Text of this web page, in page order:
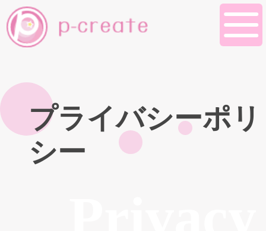
プライバシーポリ
シー